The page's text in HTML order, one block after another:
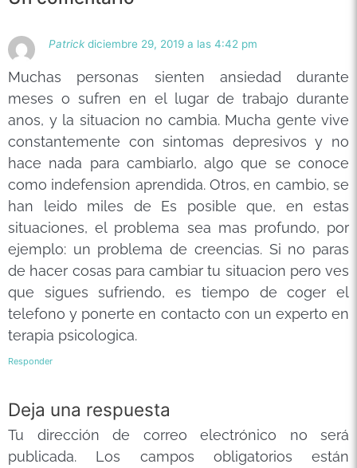
Patrick diciembre 29, 2019 a las 4:42 pm
Muchas personas sienten ansiedad durante
meses o sufren en el lugar de trabajo durante
anos, y la situacion no cambia. Mucha gente vive
constantemente con sintomas depresivos y no
hace nada para cambiarlo, algo que se conoce
como indefension aprendida. Otros, en cambio, se
han leido miles de Es posible que, en estas
situaciones, el problema sea mas profundo, por
ejemplo: un problema de creencias. Si no paras
de hacer cosas para cambiar tu situacion pero ves
que sigues sufriendo, es tiempo de coger el
telefono y ponerte en contacto con un experto en
terapia psicologica.
Responder
Deja una respuesta
Tu dirección de correo electrónico no será
publicada.
Los campos obligatorios están